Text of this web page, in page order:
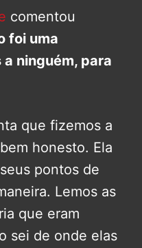
comentou
foi uma
ninguém, para
que fizemos a
honesto. Ela
pontos de
Lemos as
que eram
sei de onde elas